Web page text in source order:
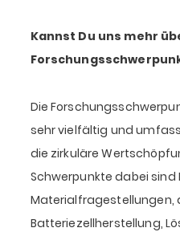
Kannst Du uns mehr
Die
sehr vielfältig und
die zirkuläre
Schwerpunkte dabei sind
Materialfragestellungen,
Batteriezellherstellung,